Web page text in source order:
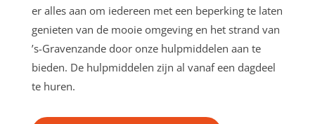
er alles aan om iedereen met een beperking te laten
genieten van de mooie omgeving en het strand van
’s-Gravenzande door onze hulpmiddelen aan te
bieden. De hulpmiddelen zijn al vanaf een dagdeel
te huren.